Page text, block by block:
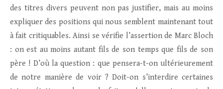
des titres divers peuvent non pas justifier, mais au moins
expliquer des positions qui nous semblent maintenant tout
à fait critiquables. Ainsi se vérifie l’assertion de Marc Bloch
: on est au moins autant fils de son temps que fils de son
père ! D’où la question : que pensera-t-on ultérieurement
de notre manière de voir ? Doit-on s’interdire certaines